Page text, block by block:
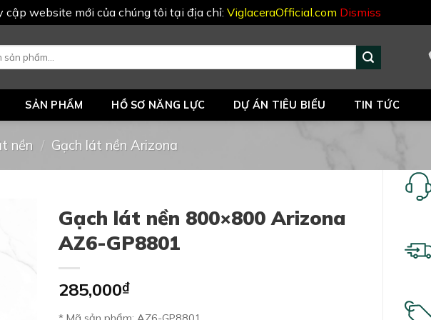
cập website mới của chúng tôi tại địa chỉ: ViglaceraOfficial.com Dismiss
SẢN PHẨM HỒ SƠ NĂNG LỰC DỰ ÁN TIÊU BIỂU TIN TỨC
nền / Gạch lát nền Arizona
Gạch lát nền 800×800 Arizona
AZ6-GP8801
285,000₫